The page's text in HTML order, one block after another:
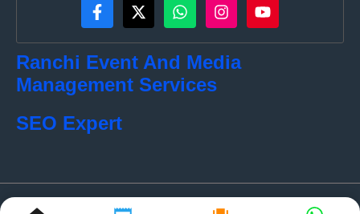
Ranchi Event And Media
Management Services
SEO Expert
© localkhabar.com • All rights reserved